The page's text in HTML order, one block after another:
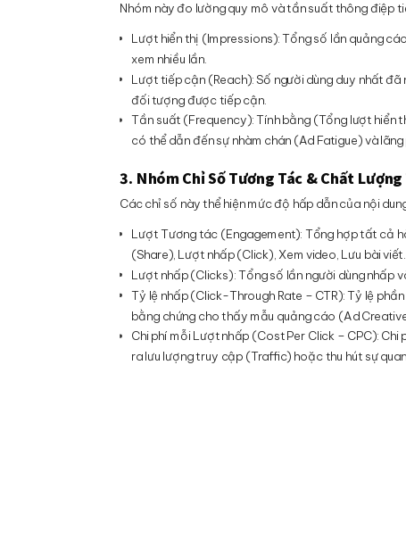
Nhóm này đo lường quy mô và tần suất thông điệp
Lượt hiển thị (Impressions): Tổng số lần quảng
xem nhiều lần.
Lượt tiếp cận (Reach): Số người dùng duy nhất
đối tượng được tiếp cận.
Tần suất (Frequency): Tính bằng (Tổng lượt hiển
có thể dẫn đến sự nhàm chán (Ad Fatigue) và
3. Nhóm Chỉ Số Tương Tác & Chất
Các chỉ số này thể hiện mức độ hấp dẫn của nội
Lượt Tương tác (Engagement): Tổng hợp tất cả
(Share), Lượt nhấp (Click), Xem video, Lưu bài
Lượt nhấp (Clicks): Tổng số lần người dùng nhấp
Tỷ lệ nhấp (Click-Through Rate – CTR): Tỷ lệ
bằng chứng cho thấy mẫu quảng cáo (Ad
Chi phí mỗi Lượt nhấp (Cost Per Click – CPC):
ra lưu lượng truy cập (Traffic) hoặc thu hút sự